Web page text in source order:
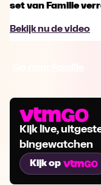
set van Familie
Bekijk nu de video
Kijk live,
bingewatchen
Kijk op